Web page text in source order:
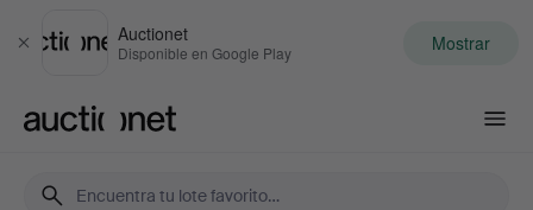
Cerrar
Auctionet
Disponible en Google Play Mostrar